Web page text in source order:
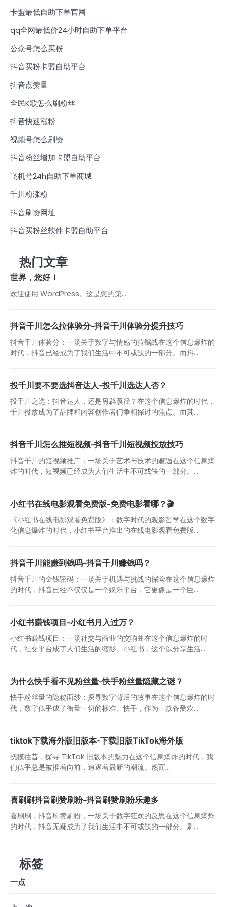
卡盟最低自助下单官网
qq全网最低价24小时自助下单平台
公众号怎么买粉
抖音买粉卡盟自助平台
抖音点赞量
全民K歌怎么刷粉丝
抖音快速涨粉
视频号怎么刷赞
抖音粉丝增加卡盟自助平台
飞机号24h自助下单商城
千川粉涨粉
抖音刷赞网址
抖音买粉丝软件卡盟自助平台
热门文章
世界，您好！
欢迎使用 WordPress。这是您的第…
抖音千川怎么拉体验分-抖音千川体验分提升技巧
抖音千川体验分：一场关于数字与情感的拉锯战在这个信息爆炸的
时代，抖音已经成为了我们生活中不可或缺的一部分。而抖...
投千川要不要选抖音达人-投千川选达人否？
投千川之选：抖音达人，还是另辟蹊径？在这个信息爆炸的时代，
千川投放成为了品牌和内容创作者们争相探讨的焦点。而其...
抖音千川怎么推短视频-抖音千川短视频投放技巧
抖音千川的短视频推广：一场关于艺术与技术的邂逅在这个信息爆
炸的时代，短视频已经成为人们生活中不可或缺的一部分。...
小红书在线电影观看免费版-免费电影看哪？🎬
《小红书在线电影观看免费版》：数字时代的观影哲学在这个数字
化信息爆炸的时代，小红书平台推出的在线电影观看免费版...
抖音千川能赚到钱吗-抖音千川赚钱吗？
抖音千川的金钱密码：一场关于机遇与挑战的探险在这个信息爆炸
的时代，抖音已经不仅仅是一个娱乐平台，它更像是一个巨...
小红书赚钱项目-小红书月入过万？
小红书赚钱项目：一场社交与商业的交响曲在这个信息爆炸的时
代，社交平台成了人们生活的缩影。小红书，这个以分享生活...
为什么快手看不见粉丝量-快手粉丝量隐藏之谜？
快手粉丝量的隐秘面纱：探寻数字背后的故事在这个信息爆炸的时
代，数字似乎成了衡量一切的标准。快手，作为一款备受欢...
tiktok下载海外版旧版本-下载旧版TikTok海外版
抚摸往昔，探寻 TikTok 旧版本的魅力在这个信息爆炸的时代，我
们似乎总是被推着向前，追逐着最新的潮流。然而...
喜刷刷抖音刷赞刷粉-抖音刷赞刷粉乐趣多
喜刷刷，抖音刷赞刷粉，一场关于数字狂欢的反思在这个信息爆炸
的时代，抖音无疑成为了我们生活中不可或缺的一部分。刷...
标签
一点